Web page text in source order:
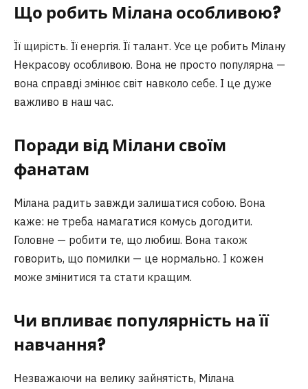
Що робить Мілана особливою?
Її щирість. Її енергія. Її талант. Усе це робить Мілану
Некрасову особливою. Вона не просто популярна —
вона справді змінює світ навколо себе. І це дуже
важливо в наш час.
Поради від Мілани своїм
фанатам
Мілана радить завжди залишатися собою. Вона
каже: не треба намагатися комусь догодити.
Головне — робити те, що любиш. Вона також
говорить, що помилки — це нормально. І кожен
може змінитися та стати кращим.
Чи впливає популярність на її
навчання?
Незважаючи на велику зайнятість, Мілана